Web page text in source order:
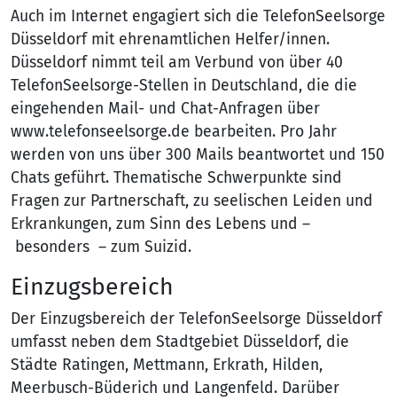
Auch im Internet engagiert sich die TelefonSeelsorge
Düsseldorf mit ehrenamtlichen Helfer/innen.
Düsseldorf nimmt teil am Verbund von über 40
TelefonSeelsorge-Stellen in Deutschland, die die
eingehenden Mail- und Chat-Anfragen über
www.telefonseelsorge.de bearbeiten. Pro Jahr
werden von uns über 300 Mails beantwortet und 150
Chats geführt. Thematische Schwerpunkte sind
Fragen zur Partnerschaft, zu seelischen Leiden und
Erkrankungen, zum Sinn des Lebens und –
besonders – zum Suizid.
Einzugsbereich
Der Einzugsbereich der TelefonSeelsorge Düsseldorf
umfasst neben dem Stadtgebiet Düsseldorf, die
Städte Ratingen, Mettmann, Erkrath, Hilden,
Meerbusch-Büderich und Langenfeld. Darüber